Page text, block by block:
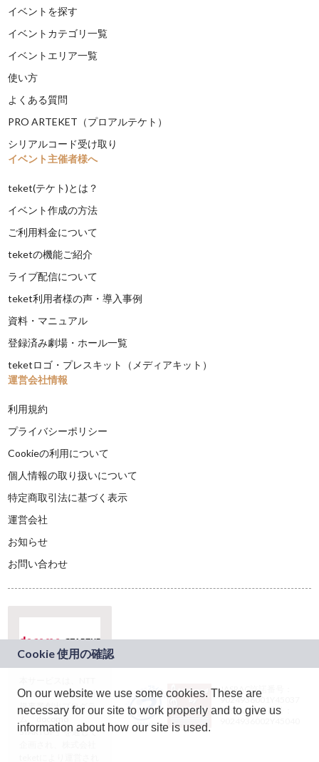
イベントを探す
イベントカテゴリ一覧
イベントエリア一覧
使い方
よくある質問
PRO ARTEKET（プロアルテケト）
シリアルコード受け取り
イベント主催者様へ
teket(テケト)とは？
イベント作成の方法
ご利用料金について
teketの機能ご紹介
ライブ配信について
teket利用者様の声・導入事例
資料・マニュアル
登録済み劇場・ホール一覧
teketロゴ・プレスキット（メディアキット）
運営会社情報
利用規約
プライバシーポリシー
Cookieの利用について
個人情報の取り扱いについて
特定商取引法に基づく表示
運営会社
お知らせ
お問い合わせ
ドコモグループの新
規事業創出プログラ
ム「docomo
STARTUP」を通じて
JASRAC許諾番号：
9024936001Y45037
JASRAC許諾番号：
On our website we use some cookies. These are
necessary for our site to work properly and to give us
information about how our site is used.